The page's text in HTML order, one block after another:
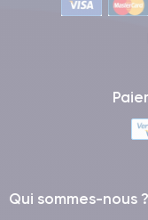
Qui sommes-nous ?